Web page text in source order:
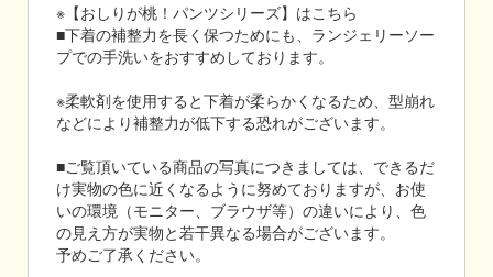
※【おしりが桃！パンツシリーズ】はこちら
■下着の補整力を長く保つためにも、ランジェリーソー
プでの手洗いをおすすめしております。
※柔軟剤を使用すると下着が柔らかくなるため、型崩れ
などにより補整力が低下する恐れがございます。
■ご覧頂いている商品の写真につきましては、できるだ
け実物の色に近くなるように努めておりますが、お使
いの環境（モニター、ブラウザ等）の違いにより、色
の見え方が実物と若干異なる場合がございます。
予めご了承ください。